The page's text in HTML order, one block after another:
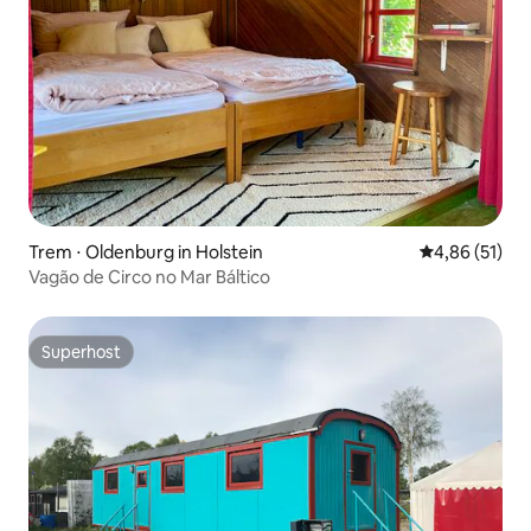
Trem ⋅ Oldenburg in Holstein 4,86 de uma
4,86 (51)
Vagão de Circo no Mar Báltico
Superhost
Superhost